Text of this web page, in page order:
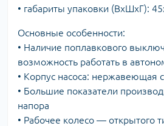
• габариты упаковки (ВхШхГ):
Основные особенности:
• Наличие поплавкового
возможность работать в
• Корпус насоса: нержавеющая
• Большие показатели
напора
• Рабочее колесо — открытого